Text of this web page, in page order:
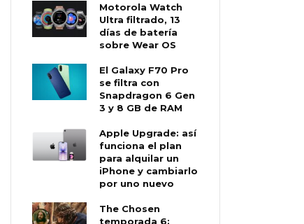
Motorola Watch
Ultra filtrado, 13
días de batería
sobre Wear OS
El Galaxy F70 Pro
se filtra con
Snapdragon 6 Gen
3 y 8 GB de RAM
Apple Upgrade: así
funciona el plan
para alquilar un
iPhone y cambiarlo
por uno nuevo
The Chosen
temporada 6: